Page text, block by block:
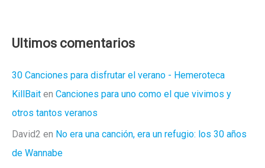
Ultimos comentarios
30 Canciones para disfrutar el verano - Hemeroteca
KillBait en Canciones para uno como el que vivimos y
otros tantos veranos
David2 en No era una canción, era un refugio: los 30 años
de Wannabe